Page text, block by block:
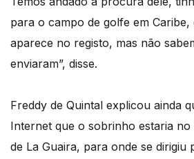
para o campo de golfe em
aparece no registo, mas não
enviaram”, disse.
Freddy de Quintal explicou ainda
Internet que o sobrinho estaria
de La Guaira, para onde se dirigiu